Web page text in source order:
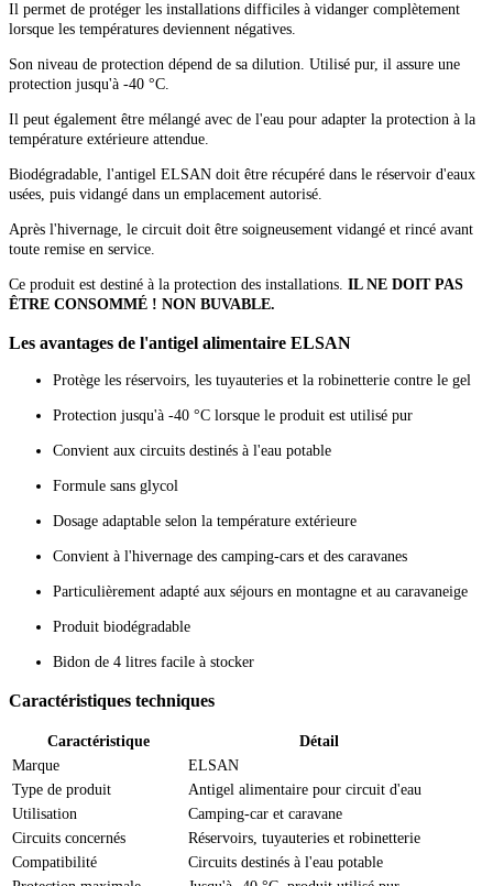
Il permet de protéger les installations difficiles à vidanger complètement
lorsque les températures deviennent négatives.
Son niveau de protection dépend de sa dilution. Utilisé pur, il assure une
protection jusqu'à -40 °C.
Il peut également être mélangé avec de l'eau pour adapter la protection à la
température extérieure attendue.
Biodégradable, l'antigel ELSAN doit être récupéré dans le réservoir d'eaux
usées, puis vidangé dans un emplacement autorisé.
Après l'hivernage, le circuit doit être soigneusement vidangé et rincé avant
toute remise en service.
Ce produit est destiné à la protection des installations. IL NE DOIT PAS
ÊTRE CONSOMMÉ ! NON BUVABLE.
Les avantages de l'antigel alimentaire ELSAN
Protège les réservoirs, les tuyauteries et la robinetterie contre le gel
Protection jusqu'à -40 °C lorsque le produit est utilisé pur
Convient aux circuits destinés à l'eau potable
Formule sans glycol
Dosage adaptable selon la température extérieure
Convient à l'hivernage des camping-cars et des caravanes
Particulièrement adapté aux séjours en montagne et au caravaneige
Produit biodégradable
Bidon de 4 litres facile à stocker
Caractéristiques techniques
Caractéristique
Détail
Marque
ELSAN
Type de produit
Antigel alimentaire pour circuit d'eau
Utilisation
Camping-car et caravane
Circuits concernés
Réservoirs, tuyauteries et robinetterie
Compatibilité
Circuits destinés à l'eau potable